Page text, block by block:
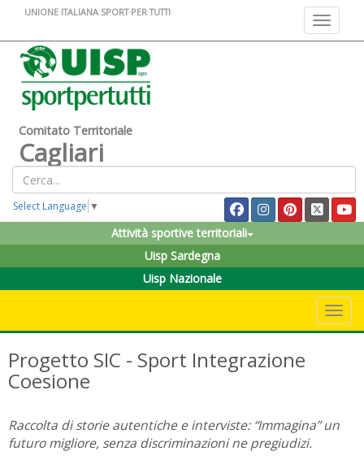
Toggle
UNIONE ITALIANA SPORT PER TUTTI
Comitato Territoriale
Cagliari
Select Language ▼
Attività sportive territoriali
Uisp Sardegna
Uisp Nazionale
Progetto SIC - Sport Integrazione
Coesione
Raccolta di storie autentiche e interviste: “Immagina” un
futuro migliore, senza discriminazioni ne pregiudizi.